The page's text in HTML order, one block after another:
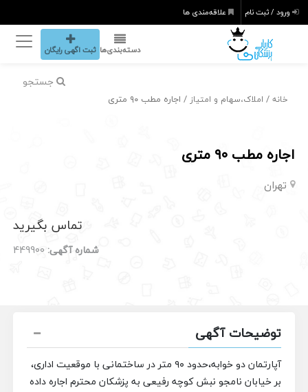
ورود / ثبت نام علاقه‌مندی ها
دسته‌بندی‌ها ثبت اگهی رایگان
جستجو
خانه / املاک،سهام و امتیاز / اجاره مطب ۹۰ متری
اجاره مطب ۹۰ متری
تهران
تماس بگیرید
شماره آگهی: 449900
توضیحات آگهی
آپارتمان دو خوابه،حدود ۹۰ متر در ساختمانی با موقعیت اداری،
بر خیابان نامجو نبش کوچه رفیعی به پزشکان محترم اجاره داده